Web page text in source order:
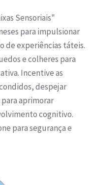
Sensoriais"
para impulsionar
de experiências táteis.
e colheres para
Incentive as
despejar
aprimorar
cognitivo.
para segurança e